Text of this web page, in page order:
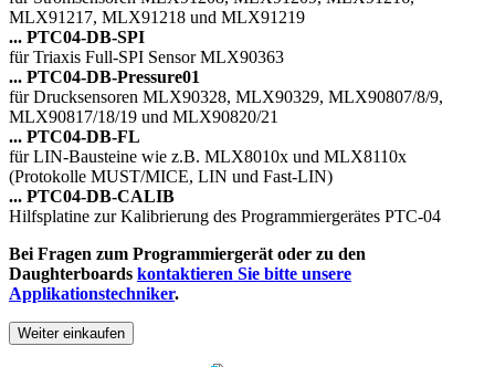
MLX91217, MLX91218 und MLX91219
... PTC04-DB-SPI
für Triaxis Full-SPI Sensor MLX90363
... PTC04-DB-Pressure01
für Drucksensoren MLX90328, MLX90329, MLX90807/8/9,
MLX90817/18/19 und MLX90820/21
... PTC04-DB-FL
für LIN-Bausteine wie z.B. MLX8010x und MLX8110x
(Protokolle MUST/MICE, LIN und Fast-LIN)
... PTC04-DB-CALIB
Hilfsplatine zur Kalibrierung des Programmiergerätes PTC-04
Bei Fragen zum Programmiergerät oder zu den
Daughterboards kontaktieren Sie bitte unsere
Applikationstechniker.
Weiter einkaufen